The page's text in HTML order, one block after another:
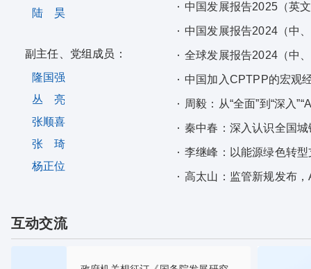
陆 昊
副主任、党组成员：
隆国强
丛 亮
张顺喜
张 琦
杨正位
中国发展报告2025（英
中国发展报告2024（中
全球发展报告2024（中
中国加入CPTPP的宏观
周毅：从“全面”到“深入
秦中春：深入认识全国
李继峰：以能源绿色转
高太山：监管新规发布
互动交流